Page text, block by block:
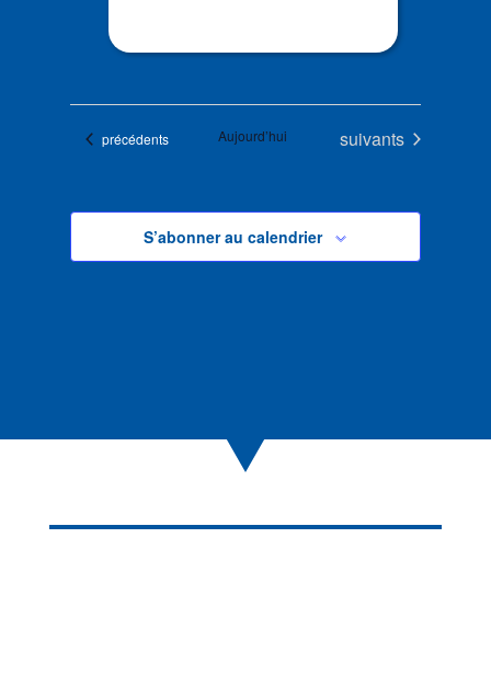
Évènements
précédents Aujourd’hui Évènements
suivants
S’abonner au calendrier